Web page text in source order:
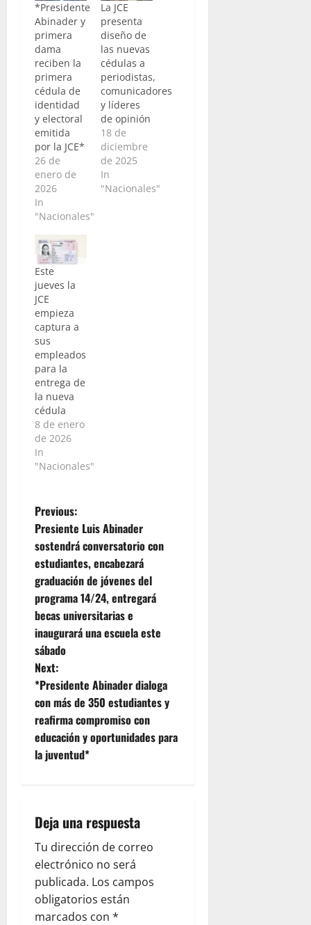
*Presidente
Abinader y
primera
dama
reciben la
primera
cédula de
identidad
y electoral
emitida
por la JCE*
26 de
enero de
2026
In
"Nacionales"
La JCE
presenta
diseño de
las nuevas
cédulas a
periodistas,
comunicadores
y líderes
de opinión
18 de
diciembre
de 2025
In
"Nacionales"
Este
jueves la
JCE
empieza
captura a
sus
empleados
para la
entrega de
la nueva
cédula
8 de enero
de 2026
In
"Nacionales"
P
o
s
t
n
a
v
i
g
t
i
o
n
Previous:
Presiente Luis Abinader
sostendrá conversatorio con
estudiantes, encabezará
graduación de jóvenes del
programa 14/24, entregará
becas universitarias e
inaugurará una escuela este
sábado
Next:
*Presidente Abinader dialoga
con más de 350 estudiantes y
reafirma compromiso con
educación y oportunidades para
la juventud*
Deja una respuesta
Tu dirección de correo
electrónico no será
publicada. Los campos
obligatorios están
marcados con *